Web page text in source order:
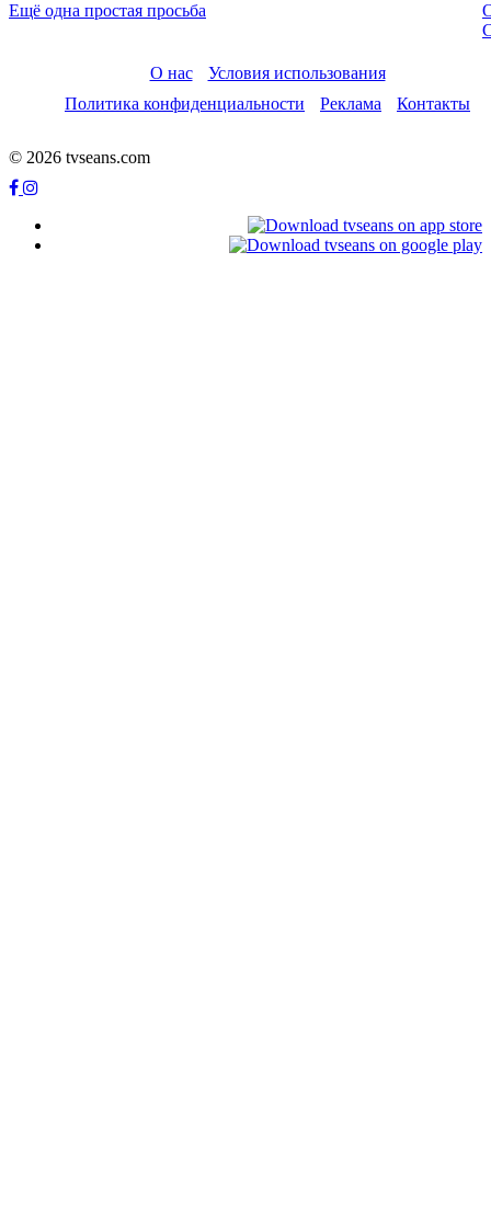
Ещё одна простая просьба
О нас
Условия использования
Политика конфиденциальности
Реклама Контакты
© 2026 tvseans.com